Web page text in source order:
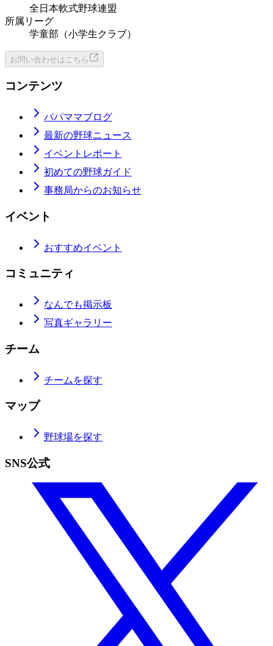
全日本軟式野球連盟
所属リーグ
学童部（小学生クラブ）
お問い合わせはこちら
コンテンツ
パパママブログ
最新の野球ニュース
イベントレポート
初めての野球ガイド
事務局からのお知らせ
イベント
おすすめイベント
コミュニティ
なんでも掲示板
写真ギャラリー
チーム
チームを探す
マップ
野球場を探す
SNS公式